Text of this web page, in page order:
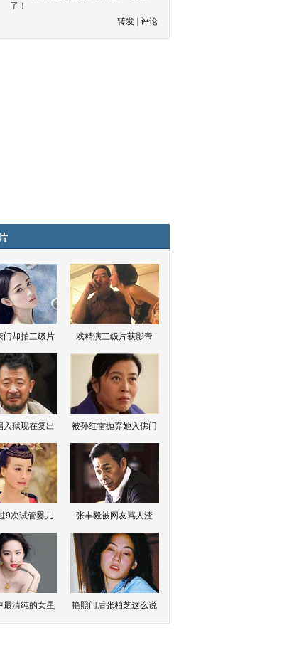
了！
转发
评论
门却拍三级片 戏精演三级片获影帝
入狱现在复出 被孙红雷抛弃她入佛门
9次试管婴儿 张丰毅被网友骂人渣
最清纯的女星 艳照门后张柏芝这么说